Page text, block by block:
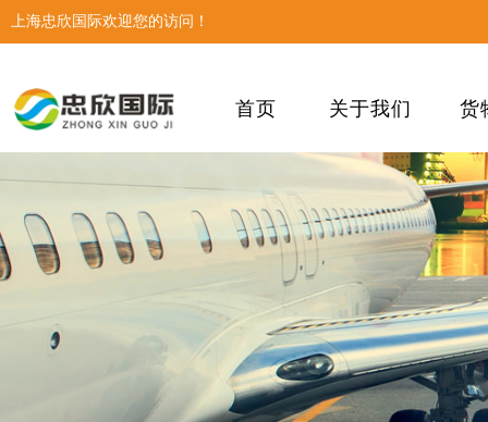
上海忠欣国际欢迎您的访问！
首页 关于我们 货